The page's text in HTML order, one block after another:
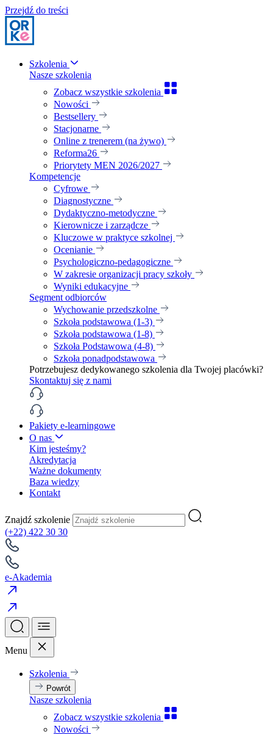
Przejdź do treści
Szkolenia
Nasze szkolenia
Zobacz wszystkie szkolenia
Nowości
Bestsellery
Stacjonarne
Online z trenerem (na żywo)
Reforma26
Priorytety MEN 2026/2027
Kompetencje
Cyfrowe
Diagnostyczne
Dydaktyczno-metodyczne
Kierownicze i zarządcze
Kluczowe w praktyce szkolnej
Ocenianie
Psychologiczno-pedagogiczne
W zakresie organizacji pracy szkoły
Wyniki edukacyjne
Segment odbiorców
Wychowanie przedszkolne
Szkoła podstawowa (1-3)
Szkoła podstawowa (1-8)
Szkoła Podstawowa (4-8)
Szkoła ponadpodstawowa
Potrzebujesz dedykowanego szkolenia dla Twojej placówki?
Skontaktuj się z nami
Pakiety e-learningowe
O nas
Kim jesteśmy?
Akredytacja
Ważne dokumenty
Baza wiedzy
Kontakt
Znajdź szkolenie
(+22) 422 30 30
e-Akademia
Menu
Szkolenia
Powrót
Nasze szkolenia
Zobacz wszystkie szkolenia
Nowości